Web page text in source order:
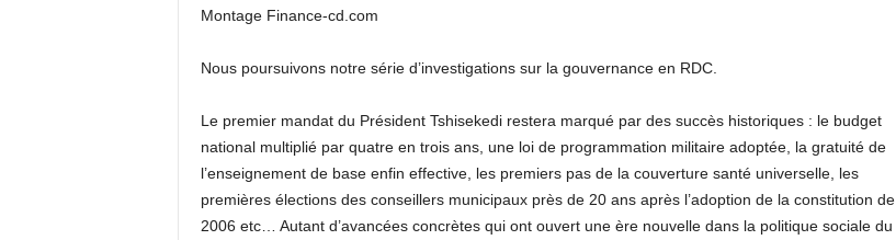
Montage Finance-cd.com
Nous poursuivons notre série d’investigations sur la gouvernance en RDC.
Le premier mandat du Président Tshisekedi restera marqué par des succès historiques : le budget
national multiplié par quatre en trois ans, une loi de programmation militaire adoptée, la gratuité de
l’enseignement de base enfin effective, les premiers pas de la couverture santé universelle, les
premières élections des conseillers municipaux près de 20 ans après l’adoption de la constitution de
2006 etc… Autant d’avancées concrètes qui ont ouvert une ère nouvelle dans la politique sociale du